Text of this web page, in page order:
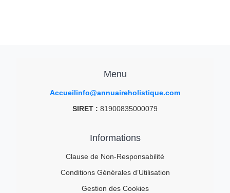
Menu
Accueilinfo@annuaireholistique.com
SIRET : 81900835000079
Informations
Clause de Non-Responsabilité
Conditions Générales d’Utilisation
Gestion des Cookies